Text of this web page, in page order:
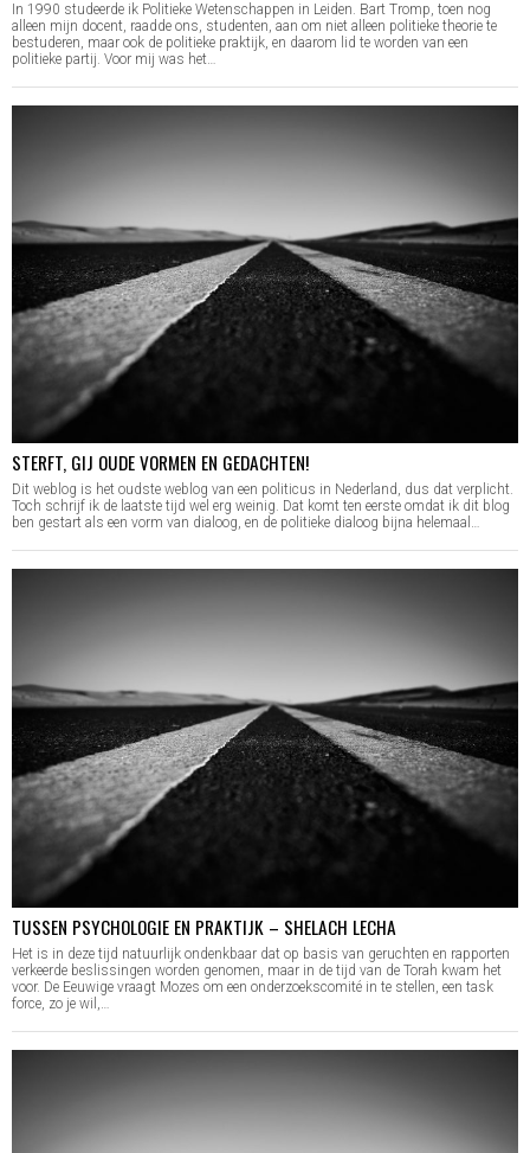
In 1990 studeerde ik Politieke Wetenschappen in Leiden. Bart Tromp, toen nog
alleen mijn docent, raadde ons, studenten, aan om niet alleen politieke theorie te
bestuderen, maar ook de politieke praktijk, en daarom lid te worden van een
politieke partij. Voor mij was het…
STERFT, GIJ OUDE VORMEN EN GEDACHTEN!
Dit weblog is het oudste weblog van een politicus in Nederland, dus dat verplicht.
Toch schrijf ik de laatste tijd wel erg weinig. Dat komt ten eerste omdat ik dit blog
ben gestart als een vorm van dialoog, en de politieke dialoog bijna helemaal…
TUSSEN PSYCHOLOGIE EN PRAKTIJK – SHELACH LECHA
Het is in deze tijd natuurlijk ondenkbaar dat op basis van geruchten en rapporten
verkeerde beslissingen worden genomen, maar in de tijd van de Torah kwam het
voor. De Eeuwige vraagt Mozes om een onderzoekscomité in te stellen, een task
force, zo je wil,…